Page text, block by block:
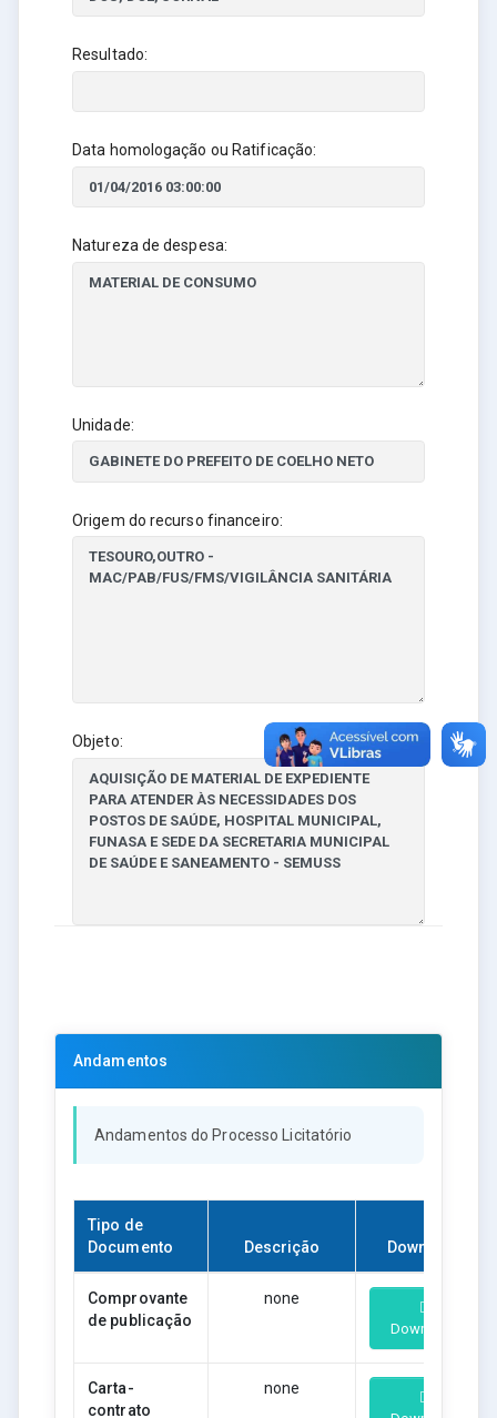
Resultado:
Data homologação ou Ratificação:
Natureza de despesa:
Unidade:
Origem do recurso financeiro:
Objeto:
Andamentos
Andamentos do Processo Licitatório
Tipo de
Documento
Descrição Download
Comprovante
de publicação
none
Download
Carta-
contrato
none